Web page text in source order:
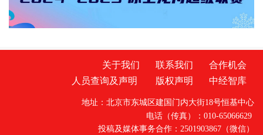
移民安居乐业与致富奔小康的新路子。
关于我们 联系我们
合作机会
人员查询及声明
版权声明 中经智库
地址：北京市东城区建国门内大街18号恒基中心
电话（传真）：010-65066629
投稿及媒体事务合作：2501903867（微信）